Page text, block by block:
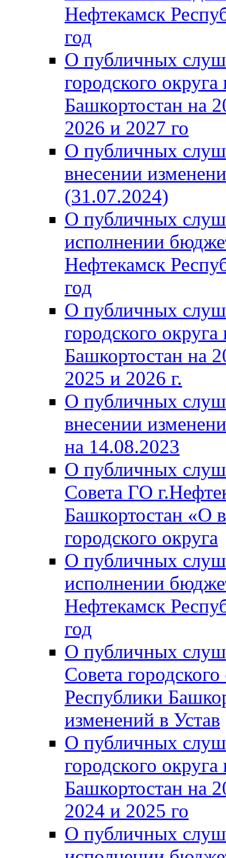
Нефтекамск
год
О публичных
городского
Башкортостан на
2026 и 2027 го
О публичных
внесении
(31.07.2024)
О публичных
исполнении
Нефтекамск
год
О публичных
городского
Башкортостан на
2025 и 2026 г.
О публичных
внесении
на 14.08.2023
О публичных
Совета ГО
Башкортостан «О
городского округа
О публичных
исполнении
Нефтекамск
год
О публичных
Совета
Республики
изменений в Устав
О публичных
городского
Башкортостан на
2024 и 2025 го
О публичных